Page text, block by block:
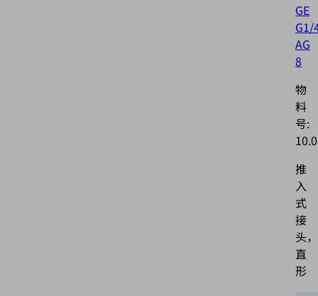
GE
G1/
AG
8
物
料
号:
推
入
式
接
头，
直
形